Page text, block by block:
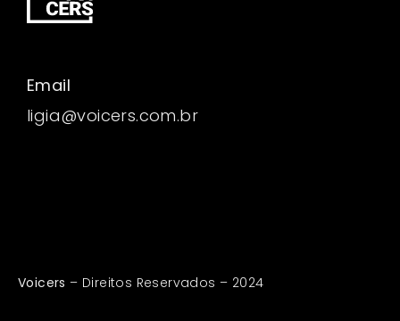
Email
ligia@voicers.com.br
Voicers – Direitos Reservados – 2024